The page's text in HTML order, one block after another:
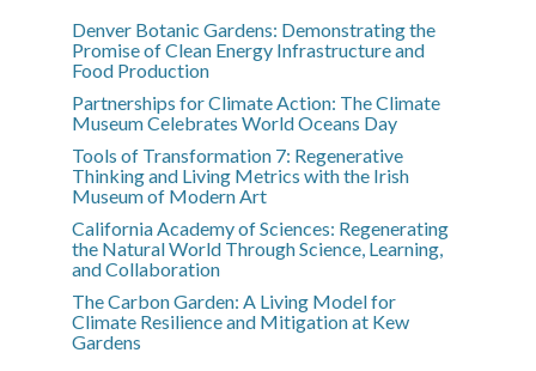
Denver Botanic Gardens: Demonstrating the
Promise of Clean Energy Infrastructure and
Food Production
Partnerships for Climate Action: The Climate
Museum Celebrates World Oceans Day
Tools of Transformation 7: Regenerative
Thinking and Living Metrics with the Irish
Museum of Modern Art
California Academy of Sciences: Regenerating
the Natural World Through Science, Learning,
and Collaboration
The Carbon Garden: A Living Model for
Climate Resilience and Mitigation at Kew
Gardens